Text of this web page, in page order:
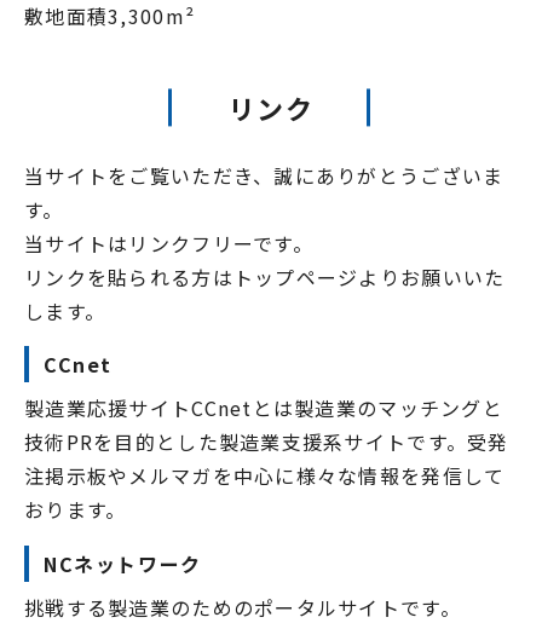
敷地面積3,300m²
リンク
当サイトをご覧いただき、誠にありがとうございま
す。
当サイトはリンクフリーです。
リンクを貼られる方はトップページよりお願いいた
します。
CCnet
製造業応援サイトCCnetとは製造業のマッチングと
技術PRを目的とした製造業支援系サイトです。受発
注掲示板やメルマガを中心に様々な情報を発信して
おります。
NCネットワーク
挑戦する製造業のためのポータルサイトです。